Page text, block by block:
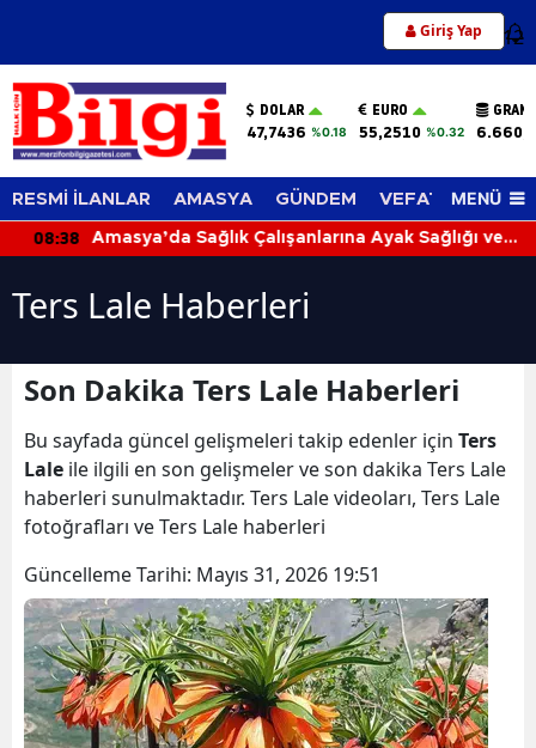
Giriş Yap 12
DOLAR
47,7436 %0.18
EURO
55,2510 %0.32
RESMİ İLANLAR AMASYA GÜNDEM VEFAT EDENLER
MENÜ
08:38
Amasya’da Sağlık Çalışanlarına Ayak Sağlığı ve
Ters Lale Haberleri
Son Dakika Ters Lale Haberleri
Bu sayfada güncel gelişmeleri takip edenler için Ters
Lale ile ilgili en son gelişmeler ve son dakika Ters Lale
haberleri sunulmaktadır. Ters Lale videoları, Ters Lale
fotoğrafları ve Ters Lale haberleri
Güncelleme Tarihi: Mayıs 31, 2026 19:51